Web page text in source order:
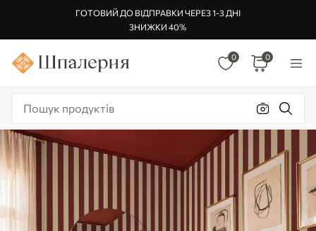
ГОТОВИЙ ДО ВІДПРАВКИ ЧЕРЕЗ 1-3 ДНІ
ЗНИЖКИ 40%
0 0